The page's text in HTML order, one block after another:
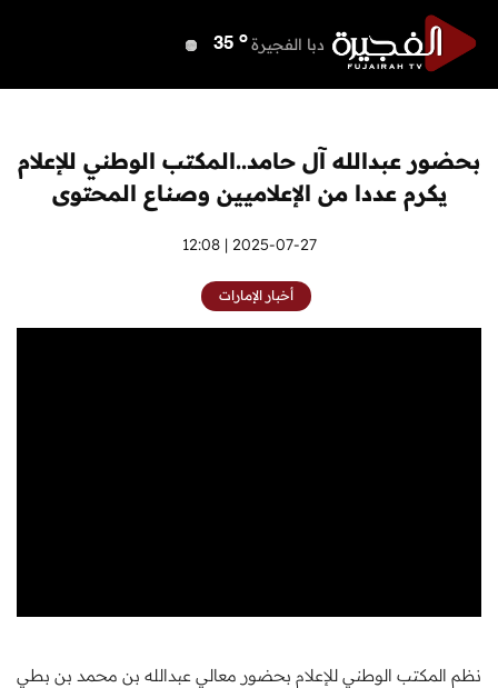
دبا الفجيرة 35 o
عجمان
أم القيوين o
راس الخيمة 37 o
الفجيرة 34 o
بحضور عبدالله آل حامد..المكتب الوطني للإعلام
يكرم عددا من الإعلاميين وصناع المحتوى
2025-07-27 | 12:08
أخبار الإمارات
نظم المكتب الوطني للإعلام بحضور معالي عبدالله بن محمد بن بطي